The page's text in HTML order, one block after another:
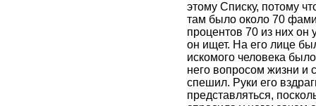
этому Списку, потому
там было около 70
процентов 70 из них он
он ищет. На его лице
искомого человека
него вопросом жизни и
спешил. Руки его
представляться,